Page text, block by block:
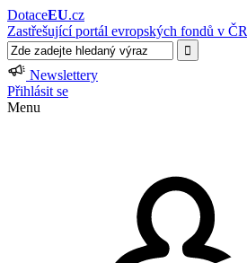
DotaceEU.cz
Zastřešující portál evropských fondů v ČR
Newslettery
Přihlásit se
Menu